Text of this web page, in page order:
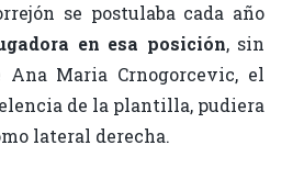
se postulaba cada año
en esa posición, sin
Ana Maria Crnogorcevic, el
de la plantilla, pudiera
lateral derecha.